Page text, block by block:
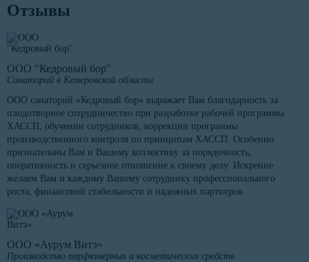
Отзывы
ООО "Кедровый бор"
Санаторий в Кемеровской области
ООО санаторий «Кедровый бор» выражает Вам благодарность за
плодотворное сотрудничество при разработке рабочей программы
ХАССП, обучении сотрудников, коррекции программы
производственного контроля по принципам ХАССП. Особенно
признательны Вам и Вашему коллективу за порядочность,
оперативность и серьезное отношение к своему делу. Искренне
желаем Вам и каждому Вашему сотруднику профессионального
роста, финансовой стабильности и надежных партнеров.
ООО «Аурум Витэ»
Производство парфюмерных и косметических средств